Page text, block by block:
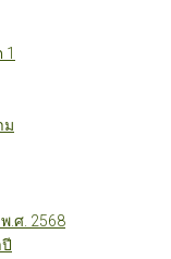
ม
.ศ. 2568